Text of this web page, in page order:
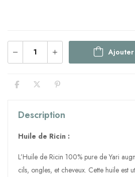
Ajouter
Description
Huile de Ricin :
L’Huile de Ricin 100% pure de Yari
cils, ongles, et cheveux. Cette huile est